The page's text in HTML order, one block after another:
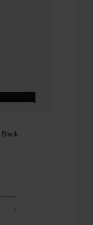
Black